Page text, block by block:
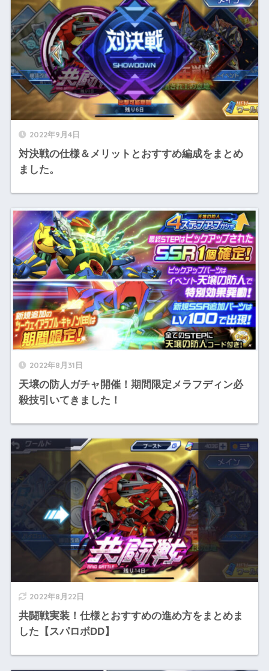
2022年9月4日
対決戦の仕様＆メリットとおすすめ編成をまとめ
ました。
2022年8月31日
天壌の防人ガチャ開催！期間限定メラフディン必
殺技引いてきました！
2022年8月22日
共闘戦実装！仕様とおすすめの進め方をまとめま
した【スパロボDD】